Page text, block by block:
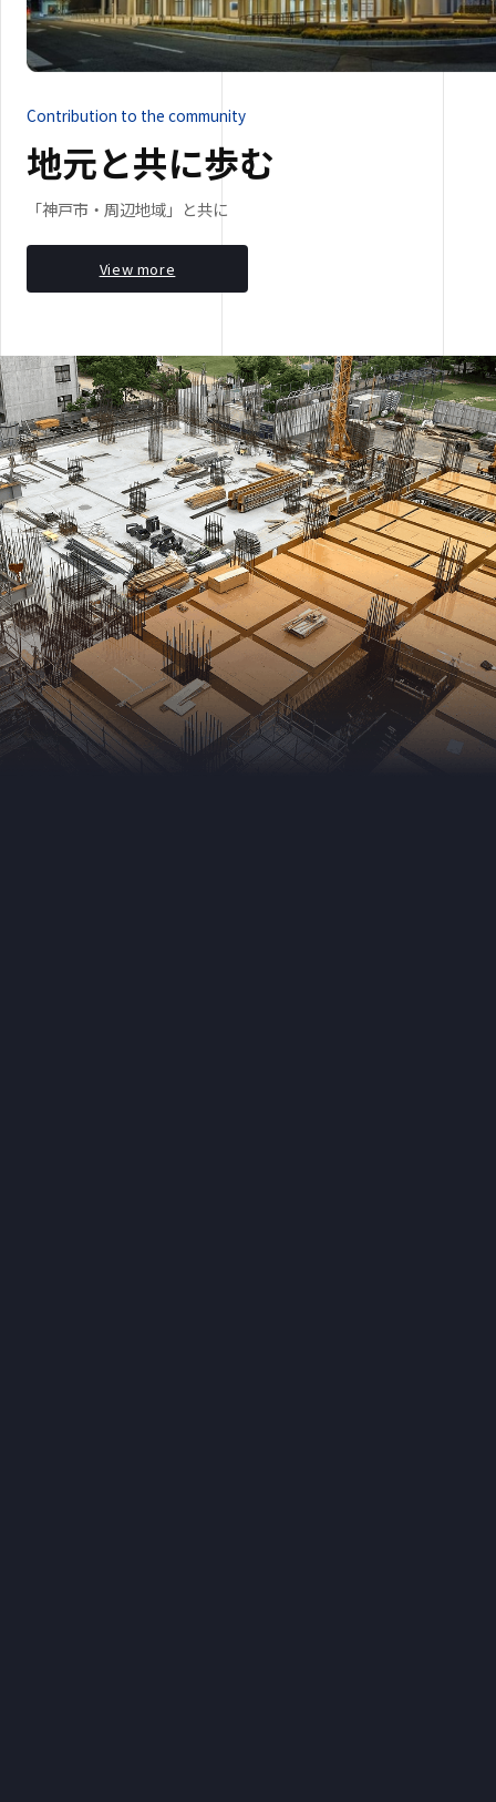
Contribution to the community
地元と共に歩む
「神戸市・周辺地域」と共に
View more